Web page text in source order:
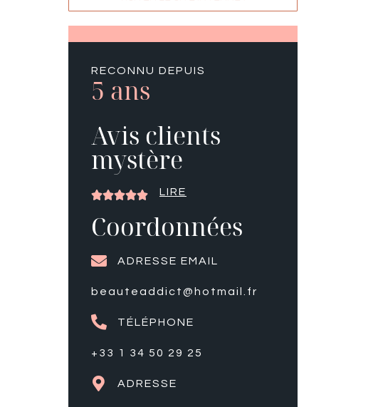
RECONNU DEPUIS
5 ans
Avis clients
mystère
 LIRE
Coordonnées
ADRESSE EMAIL
beauteaddict@hotmail.fr
TÉLÉPHONE
+33 1 34 50 29 25
ADRESSE